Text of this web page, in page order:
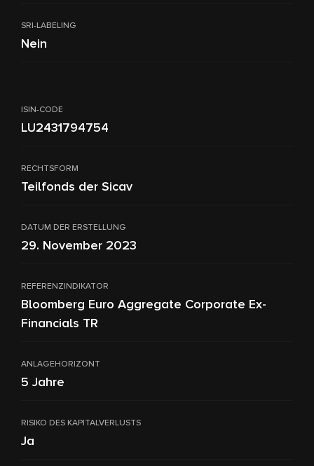
SRI-LABELING
Nein
ISIN-CODE
LU2431794754
RECHTSFORM
Teilfonds der Sicav
DATUM DER ERSTELLUNG
29. November 2023
REFERENZINDIKATOR
Bloomberg Euro Aggregate Corporate Ex-
Financials TR
ANLAGEHORIZONT
5 Jahre
RISIKO DES KAPITALVERLUSTS
Ja